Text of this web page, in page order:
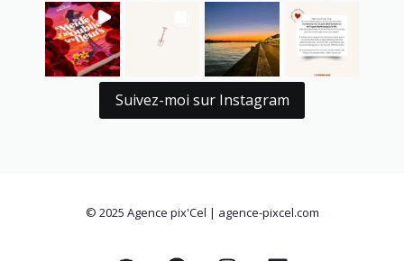
Suivez-moi sur Instagram
© 2025 Agence pix'Cel | agence-pixcel.com